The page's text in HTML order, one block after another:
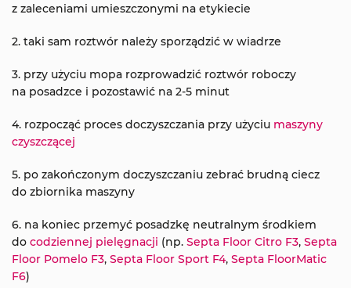
z zaleceniami umieszczonymi na etykiecie
2. taki sam roztwór należy sporządzić w wiadrze
3. przy użyciu mopa rozprowadzić roztwór roboczy
na posadzce i pozostawić na 2-5 minut
4. rozpocząć proces doczyszczania przy użyciu maszyny
czyszczącej
5. po zakończonym doczyszczaniu zebrać brudną ciecz
do zbiornika maszyny
6. na koniec przemyć posadzkę neutralnym środkiem
do codziennej pielęgnacji (np. Septa Floor Citro F3, Septa
Floor Pomelo F3, Septa Floor Sport F4, Septa FloorMatic
F6)